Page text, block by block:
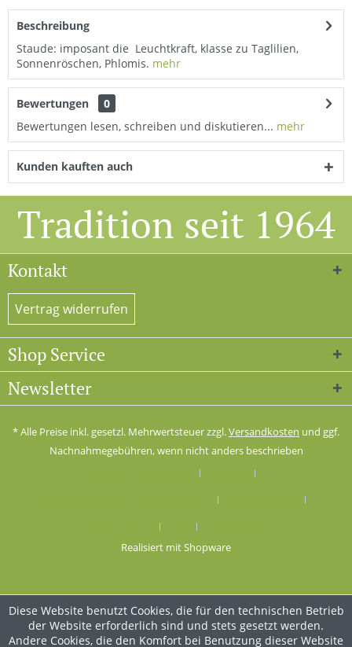
Beschreibung
Staude: imposant die Leuchtkraft, klasse zu Taglilien,
Sonnenröschen, Phlomis. mehr
Bewertungen
0
Bewertungen lesen, schreiben und diskutieren... mehr
Kunden kauften auch
Tradition seit 1964
Kontakt
Vertrag widerrufen
Shop Service
Newsletter
* Alle Preise inkl. gesetzl. Mehrwertsteuer zzgl.Versandkosten und ggf.
Nachnahmegebühren, wenn nicht anders beschrieben
Realisiert mit Shopware
Diese Website benutzt Cookies, die für den technischen Betrieb
der Website erforderlich sind und stets gesetzt werden.
Andere Cookies, die den Komfort bei Benutzung dieser Website